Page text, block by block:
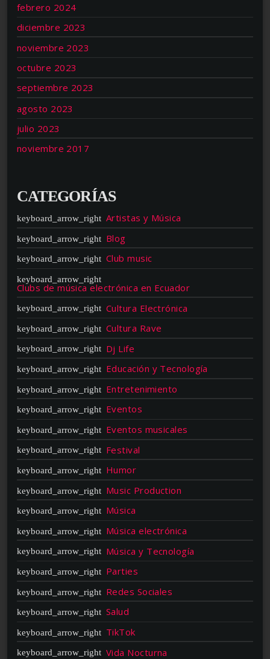
febrero 2024
diciembre 2023
noviembre 2023
octubre 2023
septiembre 2023
agosto 2023
julio 2023
noviembre 2017
CATEGORÍAS
Artistas y Música
Blog
Club music
Clubs de música electrónica en Ecuador
Cultura Electrónica
Cultura Rave
Dj Life
Educación y Tecnología
Entretenimiento
Eventos
Eventos musicales
Festival
Humor
Music Production
Música
Música electrónica
Música y Tecnología
Parties
Redes Sociales
Salud
TikTok
Vida Nocturna